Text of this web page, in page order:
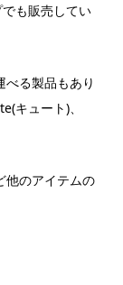
も販売してい
る製品もあり
キュート)、
他のアイテムの